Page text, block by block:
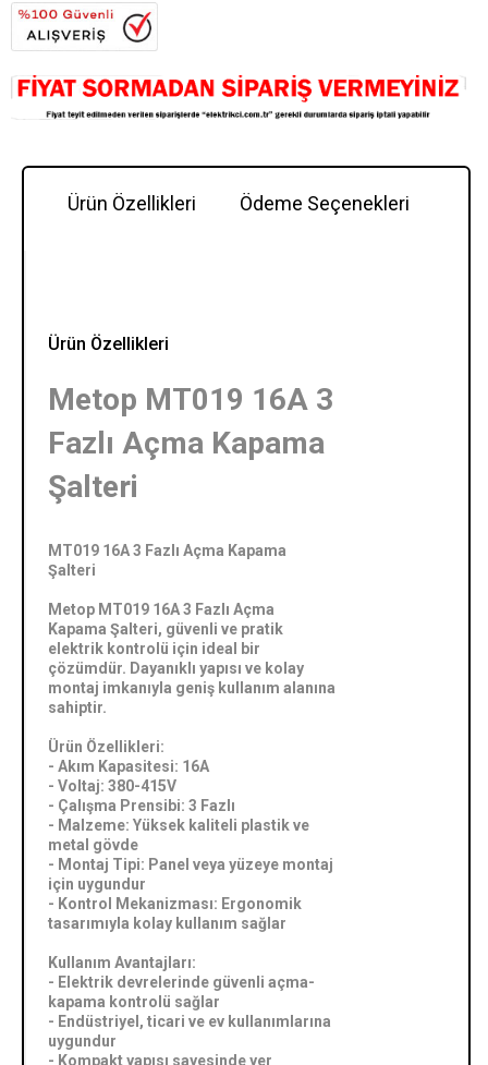
Ürün Özellikleri Ödeme Seçenekleri
Ürün Özellikleri
Metop MT019 16A 3
Fazlı Açma Kapama
Şalteri
MT019 16A 3 Fazlı Açma Kapama
Şalteri
Metop MT019 16A 3 Fazlı Açma
Kapama Şalteri, güvenli ve pratik
elektrik kontrolü için ideal bir
çözümdür. Dayanıklı yapısı ve kolay
montaj imkanıyla geniş kullanım alanına
sahiptir.
Ürün Özellikleri:
- Akım Kapasitesi: 16A
- Voltaj: 380-415V
- Çalışma Prensibi: 3 Fazlı
- Malzeme: Yüksek kaliteli plastik ve
metal gövde
- Montaj Tipi: Panel veya yüzeye montaj
için uygundur
- Kontrol Mekanizması: Ergonomik
tasarımıyla kolay kullanım sağlar
Kullanım Avantajları:
- Elektrik devrelerinde güvenli açma-
kapama kontrolü sağlar
- Endüstriyel, ticari ve ev kullanımlarına
uygundur
- Kompakt yapısı sayesinde yer